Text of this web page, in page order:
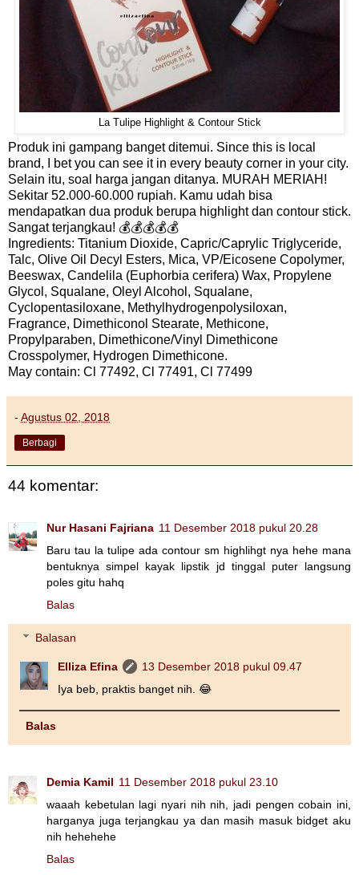
La Tulipe Highlight & Contour Stick
Produk ini gampang banget ditemui. Since this is local
brand, I bet you can see it in every beauty corner in your city.
Selain itu, soal harga jangan ditanya. MURAH MERIAH!
Sekitar 52.000-60.000 rupiah. Kamu udah bisa
mendapatkan dua produk berupa highlight dan contour stick.
Sangat terjangkau! 💰💰💰💰💰
Ingredients: Titanium Dioxide, Capric/Caprylic Triglyceride,
Talc, Olive Oil Decyl Esters, Mica, VP/Eicosene Copolymer,
Beeswax, Candelila (Euphorbia cerifera) Wax, Propylene
Glycol, Squalane, Oleyl Alcohol, Squalane,
Cyclopentasiloxane, Methylhydrogenpolysiloxan,
Fragrance, Dimethiconol Stearate, Methicone,
Propylparaben, Dimethicone/Vinyl Dimethicone
Crosspolymer, Hydrogen Dimethicone.
May contain: Cl 77492, Cl 77491, Cl 77499
- Agustus 02, 2018
Berbagi
44 komentar:
Nur Hasani Fajriana 11 Desember 2018 pukul 20.28
Baru tau la tulipe ada contour sm highlihgt nya hehe mana
bentuknya simpel kayak lipstik jd tinggal puter langsung
poles gitu hahq
Balas
Balasan
Elliza Efina
13 Desember 2018 pukul 09.47
Iya beb, praktis banget nih. 😂
Balas
Demia Kamil 11 Desember 2018 pukul 23.10
waaah kebetulan lagi nyari nih nih, jadi pengen cobain ini,
harganya juga terjangkau ya dan masih masuk bidget aku
nih hehehehe
Balas